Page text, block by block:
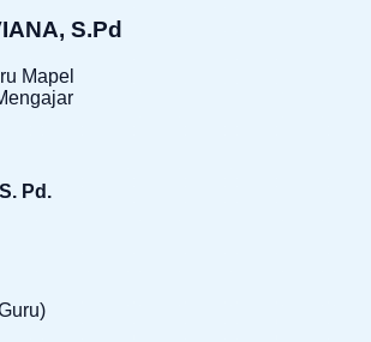
S.Pd
Mapel
Pd.